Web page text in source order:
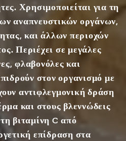
φωλιάς
τους. Η
ονομασ
οφείλετ
αι στο
ότι οι
μέλισσ
ες την
τοποθε
τούν
Χρησιμοποιείται για τη
αναπνευστικών οργάνων,
και άλλων περιοχών
Περιέχει σε μεγάλες
φλαβονόλες και
στον οργανισμό με
αντιφλεγμονική δράση
και στους βλεννώδεις
βιταμίνη C από
επίδραση στα